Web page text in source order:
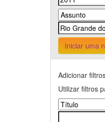
Iniciar uma
Adicionar
Utilizar filtros